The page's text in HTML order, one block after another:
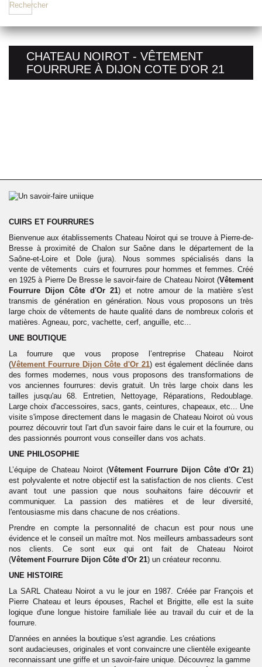
Rechercher
CHATEAU NOIROT - VÊTEMENT
FOURRURE À DIJON COTE D'OR 21
CUIRS ET FOURRURES
Bienvenue aux établissements Chateau Noirot qui se trouve à Pierre-de-
Bresse à proximité de Chalon sur Saône dans le département de la
Saône-et-Loire et Dole (jura). Nous sommes spécialisés dans la
vente de vêtements cuirs et fourrures pour hommes et femmes. Créé
en 1925 à Pierre De Bresse le savoir-faire de Chateau Noirot (Vêtement
Fourrure Dijon Côte d'Or 21) et notre amour de la matière s'est
transmis de génération en génération. Nous vous proposons un très
large choix de vêtements de haute qualité dans de nombreux coloris et
matières. Agneau, porc, vachette, cerf, anguille, etc...
UNE BOUTIQUE
La fourrure que vous propose l’entreprise Chateau Noirot
(Vêtement Fourrure Dijon Côte d'Or 21) est également déclinée dans
des formes modernes, nous vous proposons des transformations de
vos anciennes fourrures: devis gratuit. Un très large choix dans les
tailles jusqu'au 68. Entretien, Nettoyage, Réparations, Redoublage.
Large choix d'accessoires, sacs, gants, ceintures, chapeaux, etc... Une
visite s'impose directement dans le magasin de Chateau Noirot où vous
pourrez découvrir tout l'art d'un savoir faire dans le cuir et la fourrure, ou
des passionnés pourront vous conseiller dans vos achats.
UNE PHILOSOPHIE
L’équipe de Chateau Noirot (Vêtement Fourrure Dijon Côte d'Or 21)
est polyvalente et notre objectif est la satisfaction de nos clients. C'est
avant tout une passion que nous souhaitons faire découvrir et
communiquer. La passion des matières et de leur diversité,
l'entousiasme mis dans chacune de nos créations.
Prendre en compte la personnalité de chacun est pour nous une
évidence et le conseil un maître mot. Nos meilleurs ambassadeurs sont
nos clients. Ce sont eux qui ont fait de Chateau Noirot
(Vêtement Fourrure Dijon Côte d'Or 21) un créateur reconnu.
UNE HISTOIRE
La SARL Chateau Noirot a vu le jour en 1987. Créée par François et
Pierre Chateau et leurs épouses, Rachel et Brigitte, elle est la suite
logique d'une longue histoire familiale liée au travail du cuir et de la
fourrure.
D'années en années la boutique s'est agrandie. Les créations
sont audacieuses, originales et vont convaincre une clientèle exigeante
reconnaissant une griffe et un savoir-faire unique. Découvrez la gamme